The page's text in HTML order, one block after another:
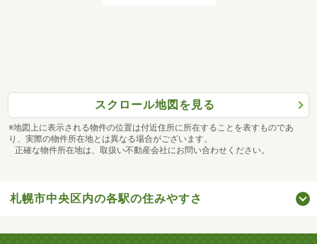
スクロール地図を見る
※地図上に表示される物件の位置は付近住所に所在することを表すものであ
り、実際の物件所在地とは異なる場合がございます。
正確な物件所在地は、取扱い不動産会社にお問い合わせください。
札幌市中央区内の各駅の住みやすさ